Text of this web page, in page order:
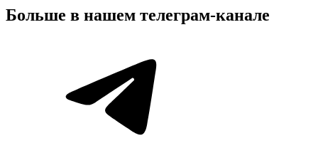
Больше в нашем телеграм-канале